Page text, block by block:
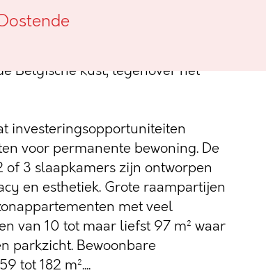
stellen we met trots
hedendaags nieuwbouwproject
Belgische kust, tegenover het
investeringsopportuniteiten
voor permanente bewoning. De
3 slaapkamers zijn ontworpen
en esthetiek. Grote raampartijen
met veel
van 10 tot maar liefst 97 m² waar
parkzicht. Bewoonbare
tot 182 m²....